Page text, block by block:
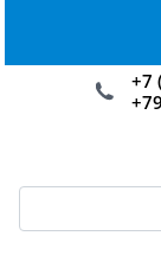
+7